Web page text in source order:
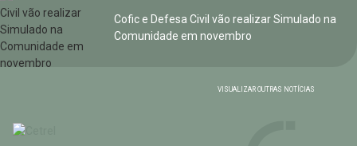
Cofic e Defesa Civil vão realizar Simulado na
Comunidade em novembro
VISUALIZAR OUTRAS NOTÍCIAS